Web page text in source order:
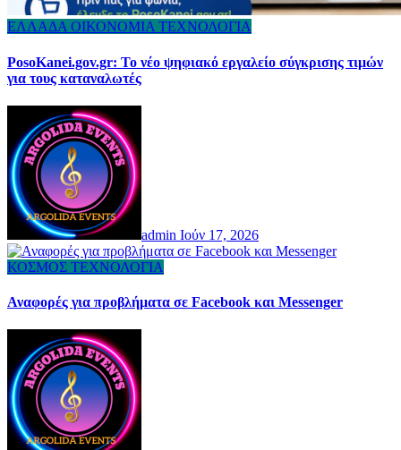
ΕΛΛΑΔΑ ΟΙΚΟΝΟΜΙΑ ΤΕΧΝΟΛΟΓΙΑ
PosoKanei.gov.gr: Το νέο ψηφιακό εργαλείο σύγκρισης τιμών
για τους καταναλωτές
admin Ιούν 17, 2026
ΚΟΣΜΟΣ ΤΕΧΝΟΛΟΓΙΑ
Αναφορές για προβλήματα σε Facebook και Messenger